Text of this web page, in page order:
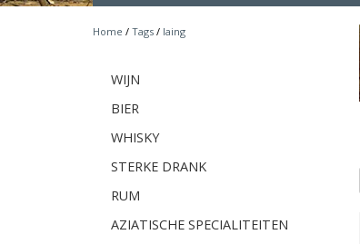
Home / Tags / laing
WIJN
BIER
WHISKY
STERKE DRANK
RUM
AZIATISCHE SPECIALITEITEN